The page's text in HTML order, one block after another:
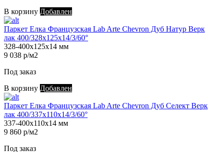
В корзину Добавлен
Паркет Елка Французская Lab Arte Chevron Дуб Натур Верк
лак 400/328х125х14/3/60°
328-400х125х14 мм
9 038 р/м2
Под заказ
В корзину Добавлен
Паркет Елка Французская Lab Arte Chevron Дуб Селект Верк
лак 400/337х110х14/3/60°
337-400х110х14 мм
9 860 р/м2
Под заказ